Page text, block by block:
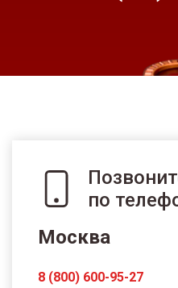
по
Москва
8 (800) 600-95-27